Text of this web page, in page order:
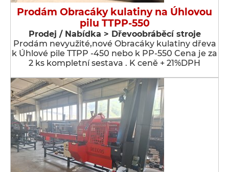
Prodám Obracáky kulatiny na Úhlovou
pilu TTPP-550
Prodej / Nabídka > Dřevoobráběcí stroje
Prodám nevyužité,nové Obracáky kulatiny dřeva
k Úhlové pile TTPP -450 nebo k PP-550 Cena je za
2 ks kompletní sestava . K ceně + 21%DPH